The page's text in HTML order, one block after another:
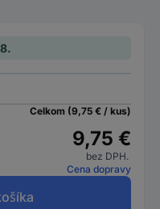
Celkom (9,75 € / kus)
9,75 €
bez DPH.
Cena dopravy